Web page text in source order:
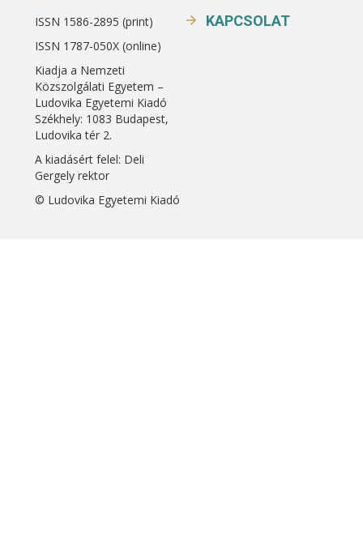
ISSN 1586-2895 (print)
ISSN 1787-050X (online)
Kiadja a Nemzeti
Közszolgálati Egyetem –
Ludovika Egyetemi Kiadó
Székhely: 1083 Budapest,
Ludovika tér 2.
A kiadásért felel: Deli
Gergely rektor
© Ludovika Egyetemi Kiadó
KAPCSOLAT